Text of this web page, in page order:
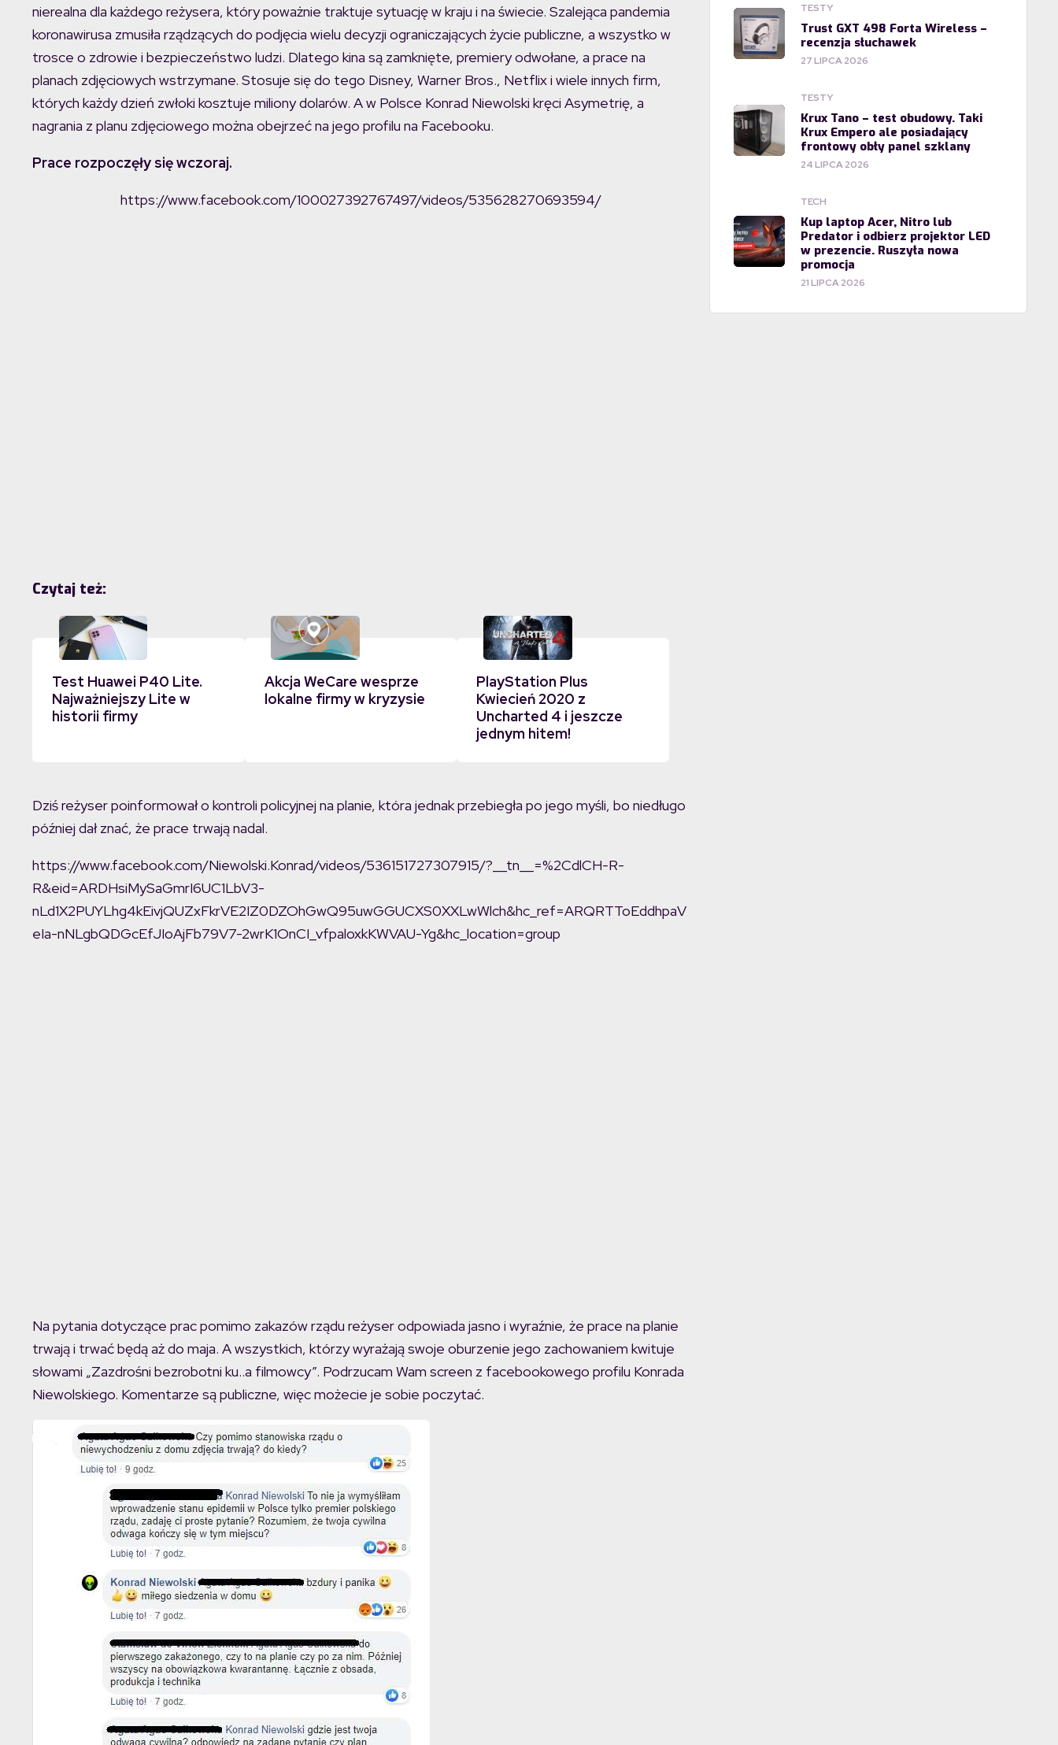
nierealna dla każdego reżysera, który poważnie traktuje sytuację w kraju i na świecie. Szalejąca pandemia
koronawirusa zmusiła rządzących do podjęcia wielu decyzji ograniczających życie publiczne, a wszystko w
trosce o zdrowie i bezpieczeństwo ludzi. Dlatego kina są zamknięte, premiery odwołane, a prace na
planach zdjęciowych wstrzymane. Stosuje się do tego Disney, Warner Bros., Netflix i wiele innych firm,
których każdy dzień zwłoki kosztuje miliony dolarów. A w Polsce Konrad Niewolski kręci Asymetrię, a
nagrania z planu zdjęciowego można obejrzeć na jego profilu na Facebooku.
Prace rozpoczęły się wczoraj.
https://www.facebook.com/100027392767497/videos/535628270693594/
Czytaj też:
Test Huawei P40 Lite.
Najważniejszy Lite w
historii firmy
Akcja WeCare wesprze
lokalne firmy w kryzysie
PlayStation Plus
Kwiecień 2020 z
Uncharted 4 i jeszcze
jednym hitem!
Dziś reżyser poinformował o kontroli policyjnej na planie, która jednak przebiegła po jego myśli, bo niedługo
później dał znać, że prace trwają nadal.
https://www.facebook.com/Niewolski.Konrad/videos/536151727307915/?__tn__=%2CdlCH-R-
R&eid=ARDHsiMySaGmrI6UC1LbV3-
nLd1X2PUYLhg4kEivjQUZxFkrVE2IZ0DZOhGwQ95uwGGUCXS0XXLwWlch&hc_ref=ARQRTToEddhpaV
eIa-nNLgbQDGcEfJIoAjFb79V7-2wrK1OnCI_vfpaloxkKWVAU-Yg&hc_location=group
Na pytania dotyczące prac pomimo zakazów rządu reżyser odpowiada jasno i wyraźnie, że prace na planie
trwają i trwać będą aż do maja. A wszystkich, którzy wyrażają swoje oburzenie jego zachowaniem kwituje
słowami „Zazdrośni bezrobotni ku..a filmowcy”. Podrzucam Wam screen z facebookowego profilu Konrada
Niewolskiego. Komentarze są publiczne, więc możecie je sobie poczytać.
TESTY
Trust GXT 498 Forta Wireless –
recenzja słuchawek
27 LIPCA 2026
TESTY
Krux Tano – test obudowy. Taki
Krux Empero ale posiadający
frontowy obły panel szklany
24 LIPCA 2026
TECH
Kup laptop Acer, Nitro lub
Predator i odbierz projektor LED
w prezencie. Ruszyła nowa
promocja
21 LIPCA 2026